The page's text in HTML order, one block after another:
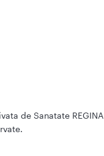
de Sanatate REGINA